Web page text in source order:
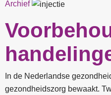
Archief
In de Nederlandse
gezondheidszorg bewaakt.